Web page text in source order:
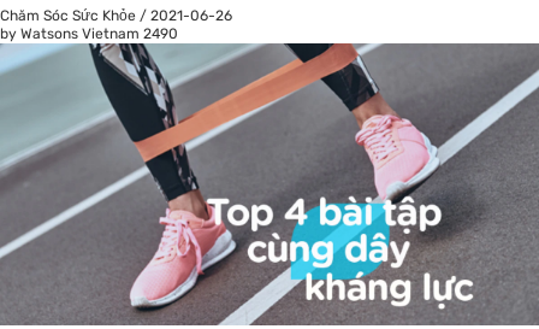
Chăm Sóc Sức Khỏe / 2021-06-26
by Watsons Vietnam 2490